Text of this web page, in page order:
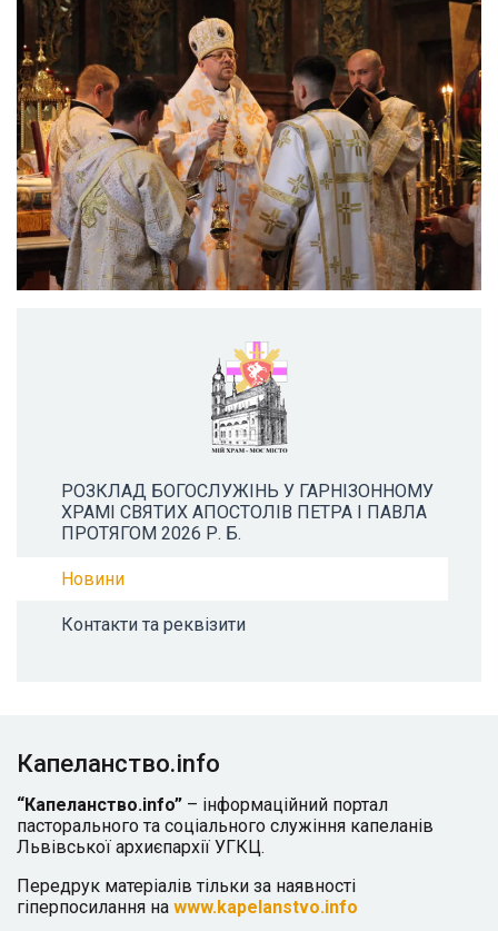
РОЗКЛАД БОГОСЛУЖІНЬ У ГАРНІЗОННОМУ
ХРАМІ СВЯТИХ АПОСТОЛІВ ПЕТРА І ПАВЛА
ПРОТЯГОМ 2026 Р. Б.
Новини
Контакти та реквізити
Капеланство.info
“Капеланство.info” – інформаційний портал
пасторального та соціального служіння капеланів
Львівської архиєпархії УГКЦ.
Передрук матеріалів тільки за наявності
гіперпосилання на www.kapelanstvo.info